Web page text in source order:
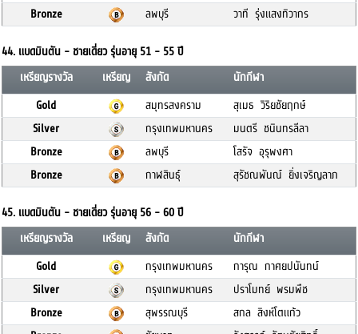
Bronze
ลพบุรี วาที รุ่งแสงทิวากร
44. แบดมินตัน - ชายเดี่ยว รุ่นอายุ 51 - 55 ปี
เหรียญรางวัล
เหรียญ สังกัด
นักกีฬา
Gold
สมุทรสงคราม
สุเมธ วิริยชัยฤกษ์
Silver
กรุงเทพมหานคร
มนตรี ชนินทรลีลา
Bronze
ลพบุรี
โสรัจ อุรุพงศา
Bronze
กาฬสินธุ์ สุรัชณพันณ์ ยิ่งเจริญลาภ
45. แบดมินตัน - ชายเดี่ยว รุ่นอายุ 56 - 60 ปี
เหรียญรางวัล
เหรียญ สังกัด
นักกีฬา
Gold
กรุงเทพมหานคร
การุณ กาศยปนันทน์
Silver
กรุงเทพมหานคร
ปราโมทย์ พรมพืช
Bronze
สุพรรณบุรี
สกล สิงห์โตแก้ว